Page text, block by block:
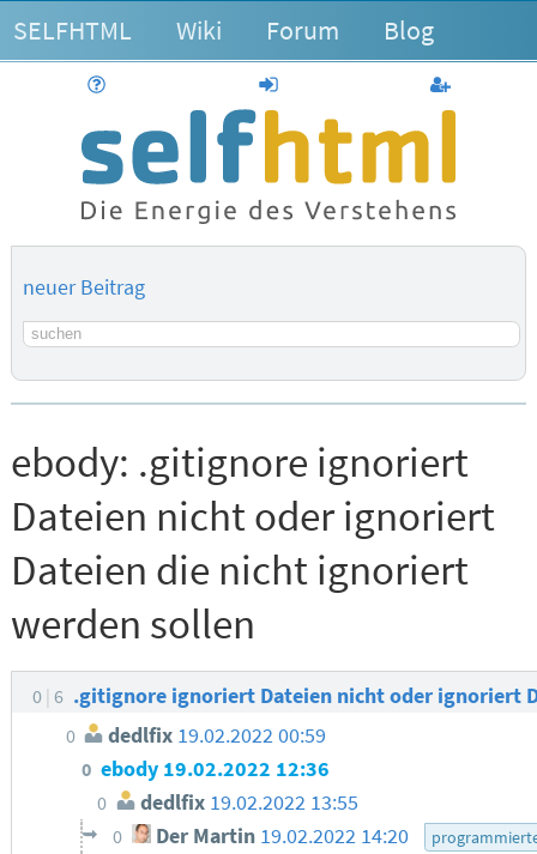
SELFHTML Wiki Forum Blog
anmelden
neuer Beitrag
Suchbegriff
ebody: .gitignore ignoriert
Dateien nicht oder ignoriert
Dateien die nicht ignoriert
werden sollen
0 6 .gitignore ignoriert Dateien nicht oder ignoriert
0 dedlfix 19.02.2022 00:59
0 ebody 19.02.2022 12:36
0 dedlfix 19.02.2022 13:55
0 Der Martin 19.02.2022 14:20